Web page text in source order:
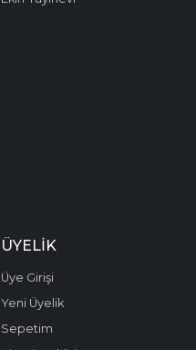
ÜYELIK
Üye Girişi
Yeni Üyelik
Sepetim